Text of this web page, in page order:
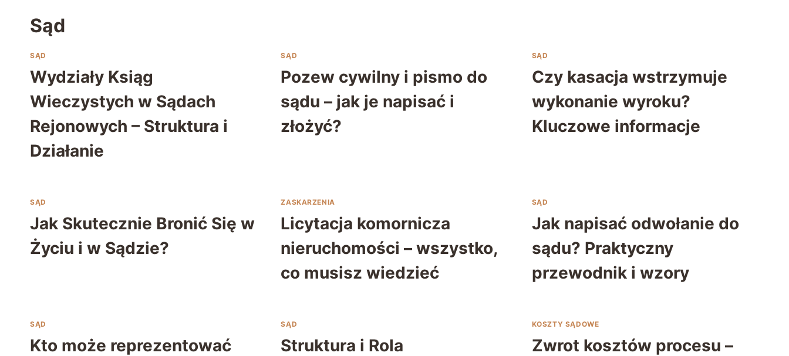
Sąd
SĄD
Wydziały Ksiąg
Wieczystych w Sądach
Rejonowych – Struktura i
Działanie
SĄD
Pozew cywilny i pismo do
sądu – jak je napisać i
złożyć?
SĄD
Czy kasacja wstrzymuje
wykonanie wyroku?
Kluczowe informacje
SĄD
Jak Skutecznie Bronić Się w
Życiu i w Sądzie?
ZASKARZENIA
Licytacja komornicza
nieruchomości – wszystko,
co musisz wiedzieć
SĄD
Jak napisać odwołanie do
sądu? Praktyczny
przewodnik i wzory
SĄD
Kto może reprezentować
SĄD
Struktura i Rola
KOSZTY SĄDOWE
Zwrot kosztów procesu –